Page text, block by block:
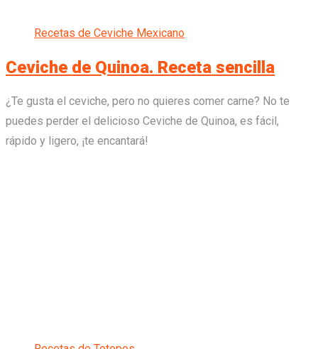
Recetas de Ceviche Mexicano
Ceviche de Quinoa. Receta sencilla
¿Te gusta el ceviche, pero no quieres comer carne? No te
puedes perder el delicioso Ceviche de Quinoa, es fácil,
rápido y ligero, ¡te encantará!